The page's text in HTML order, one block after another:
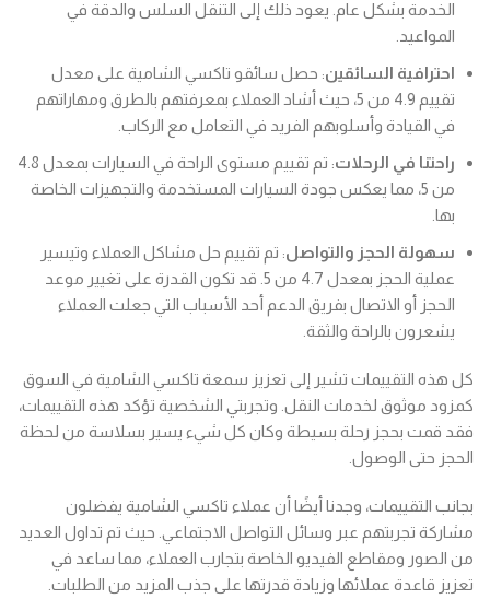
الخدمة بشكل عام. يعود ذلك إلى التنقل السلس والدقة في
المواعيد.
احترافية السائقين: حصل سائقو تاكسي الشامية على معدل
تقييم 4.9 من 5، حيث أشاد العملاء بمعرفتهم بالطرق ومهاراتهم
في القيادة وأسلوبهم الفريد في التعامل مع الركاب.
راحتنا في الرحلات
: تم تقييم مستوى الراحة في السيارات بمعدل 4.8
من 5، مما يعكس جودة السيارات المستخدمة والتجهيزات الخاصة
بها.
سهولة الحجز والتواصل: تم تقييم حل مشاكل العملاء وتيسير
عملية الحجز بمعدل 4.7 من 5. قد تكون القدرة على تغيير موعد
الحجز أو الاتصال بفريق الدعم أحد الأسباب التي جعلت العملاء
يشعرون بالراحة والثقة.
كل هذه التقييمات تشير إلى تعزيز سمعة تاكسي الشامية في السوق
كمزود موثوق لخدمات النقل. وتجربتي الشخصية تؤكد هذه التقييمات،
فقد قمت بحجز رحلة بسيطة وكان كل شيء يسير بسلاسة من لحظة
الحجز حتى الوصول.
بجانب التقييمات، وجدنا أيضًا أن عملاء تاكسي الشامية يفضلون
مشاركة تجربتهم عبر وسائل التواصل الاجتماعي. حيث تم تداول العديد
من الصور ومقاطع الفيديو الخاصة بتجارب العملاء، مما ساعد في
تعزيز قاعدة عملائها وزيادة قدرتها على جذب المزيد من الطلبات.